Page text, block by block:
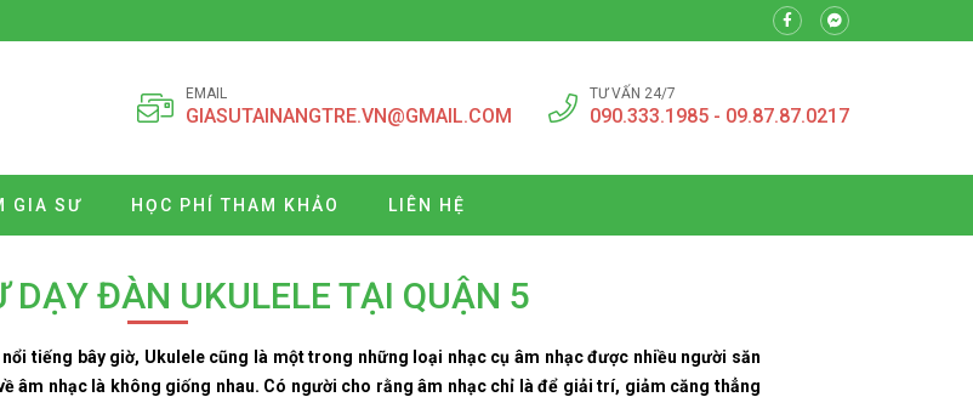
EMAIL
GIASUTAINANGTRE.VN@GMAIL.COM
TƯ VẤN 24/7
090.333.1985 - 09.87.87.0217
GIA SƯ HỌC PHÍ THAM KHẢO LIÊN HỆ
DẠY ĐÀN UKULELE TẠI QUẬN 5
tiếng bây giờ, Ukulele cũng là một trong những loại nhạc cụ âm nhạc được nhiều người săn
âm nhạc là không giống nhau. Có người cho rằng âm nhạc chỉ là để giải trí, giảm căng thẳng